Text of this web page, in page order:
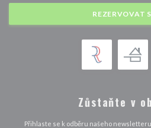
REZERVOVAT
Zůstaňte v
Přihlaste se k odběru našeho